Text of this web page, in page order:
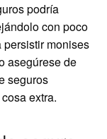
podría
con poco
monises
asegúrese de
seguros
extra.